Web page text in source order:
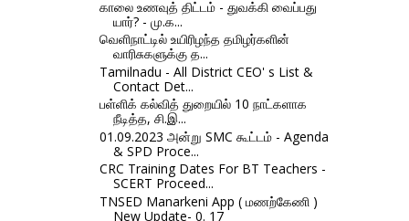
காலை உணவுத் திட்டம் - துவக்கி வைப்பது
யார்? - மு.க...
வெளிநாட்டில் உயிரிழந்த தமிழர்களின்
வாரிசுகளுக்கு த...
Tamilnadu - All District CEO' s List &
Contact Det...
பள்ளிக் கல்வித் துறையில் 10 நாட்களாக
நீடித்த, சி.இ...
01.09.2023 அன்று SMC கூட்டம் - Agenda
& SPD Proce...
CRC Training Dates For BT Teachers -
SCERT Proceed...
TNSED Manarkeni App ( மணற்கேணி )
New Update- 0. 17